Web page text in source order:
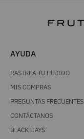
AYUDA
RASTREA TU PEDIDO
MIS COMPRAS
PREGUNTAS FRECUENTES
CONTÁCTANOS
BLACK DAYS